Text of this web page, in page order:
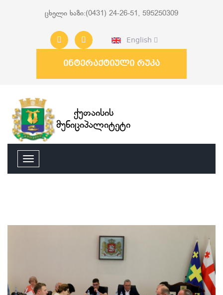
ცხელი ხაზი:(0431) 24-26-51, 595250309
English
ინტერაქტიული რუკა
ქუთაისის
მუნიციპალიტეტი